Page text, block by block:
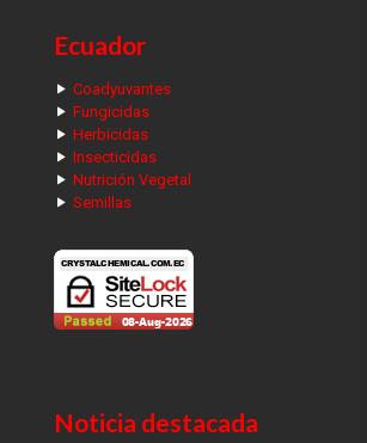
Ecuador
Coadyuvantes
Fungicidas
Herbicidas
Insecticidas
Nutrición Vegetal
Semillas
Noticia destacada